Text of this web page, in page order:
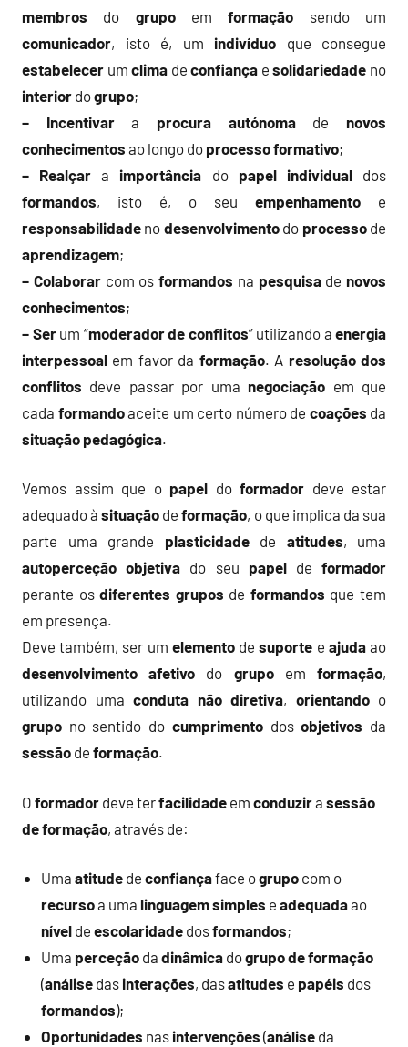
membros do grupoemformação sendo um
comunicador, isto é, um indivíduo que consegue
estabelecer umclima deconfiança esolidariedade no
interior dogrupo;
– Incentivara procura autónomadenovos
conhecimentos ao longo do processoformativo;
– Realçar a importância do papel individualdos
formandos, isto é, o seu empenhamento e
responsabilidade no desenvolvimentodo processode
aprendizagem;
– Colaborarcom os formandos na pesquisade novos
conhecimentos;
– Serum “moderador de conflitos” utilizando a energia
interpessoal em favor da formação. A resolução dos
conflitos deve passar por umanegociação em que
cada formandoaceite um certo número de coações da
situação pedagógica.
Vemos assim que o papel do formador deve estar
adequado àsituação deformação, o que implica da sua
parte uma grande plasticidadede atitudes, uma
autoperceção objetiva do seu papeldeformador
perante osdiferentes grupos de formandos que tem
em presença.
Deve também, ser um elementodesuporte e ajudaao
desenvolvimento afetivo do grupoemformação,
utilizando uma conduta não diretiva, orientandoo
grupo no sentido do cumprimentodosobjetivos da
sessão de formação.
O formador deve terfacilidade em conduzira sessão
de formação, através de:
Umaatitude deconfiançaface ogrupo com o
recursoa umalinguagemsimples eadequadaao
nível deescolaridade dosformandos;
Uma perceção dadinâmica dogrupode formação
(análise das interações, dasatitudes e papéis dos
formandos);
Oportunidades nas intervenções (análise da